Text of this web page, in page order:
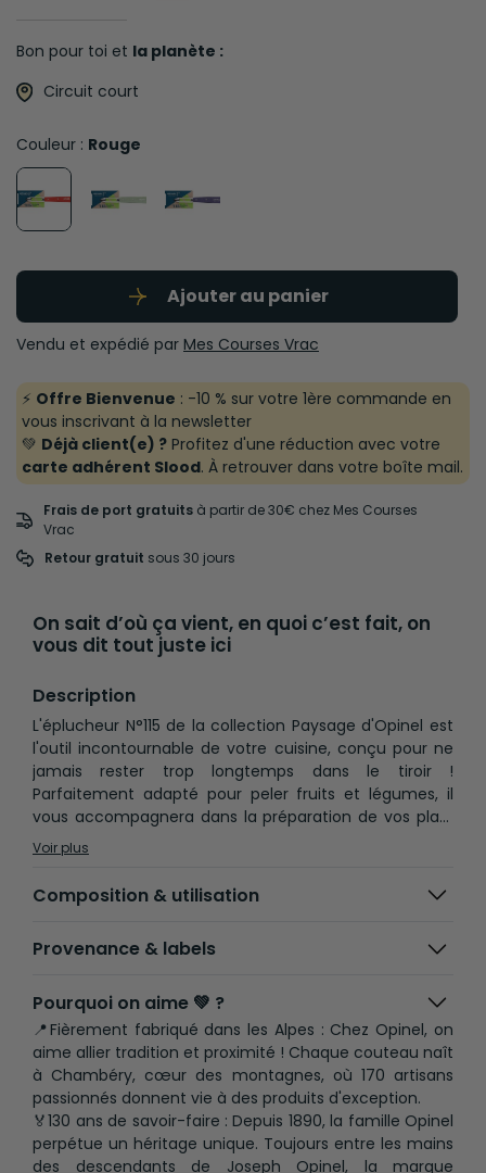
Bon pour toi et la planète :
Circuit court
Couleur : Rouge
Ajouter au panier
Vendu et expédié par Mes Courses Vrac
⚡ Offre Bienvenue : -10 % sur votre 1ère commande en
vous inscrivant à la newsletter
💚 Déjà client(e) ? Profitez d'une réduction avec votre
carte adhérent Slood. À retrouver dans votre boîte mail.
Frais de port gratuits à partir de 30€ chez Mes Courses
Vrac
Retour gratuit sous 30 jours
On sait d’où ça vient, en quoi c’est fait, on
vous dit tout juste ici
Description
L'éplucheur N°115 de la collection Paysage d'Opinel est
l'outil incontournable de votre cuisine, conçu pour ne
jamais rester trop longtemps dans le tiroir !
Parfaitement adapté pour peler fruits et légumes, il
vous accompagnera dans la préparation de vos plats
au quotidien.Doté d'une lame de 6 cm en acier
inoxydable, cet éplucheur offre une performance de
coupe exceptionnelle et une grande résistance à la
corrosion et à l'abrasion. Son manche en charme verni,
seulement esthétique avec sa finition lisse et
l'humidité et les salissures.Le vif du manche, issu de la
gamme Paysage, évoque la terre et nos racines,
apportant une touche de couleur et de convivialité à
vos ustensiles de cuisine. Ce modèle allie
fonctionnalité et design, pour un outil à la fois élégant
et robuste, qui résistera aux usages quotidiens.Fabriqué
en Europe, l'acier inoxydable est optimisé pour garantir
une durée de vie prolongée et un tranchant toujours
Voir plus
Composition & utilisation
Provenance & labels
Pourquoi on aime 💚 ?
📍Fièrement fabriqué dans les Alpes : Chez Opinel, on
aime allier tradition et proximité ! Chaque couteau naît
à Chambéry, cœur des montagnes, où 170 artisans
passionnés donnent vie à des produits d'exception.
🏅130 ans de savoir-faire : Depuis 1890, la famille Opinel
perpétue un héritage unique. Toujours entre les mains
des descendants de Joseph Opinel, la marque